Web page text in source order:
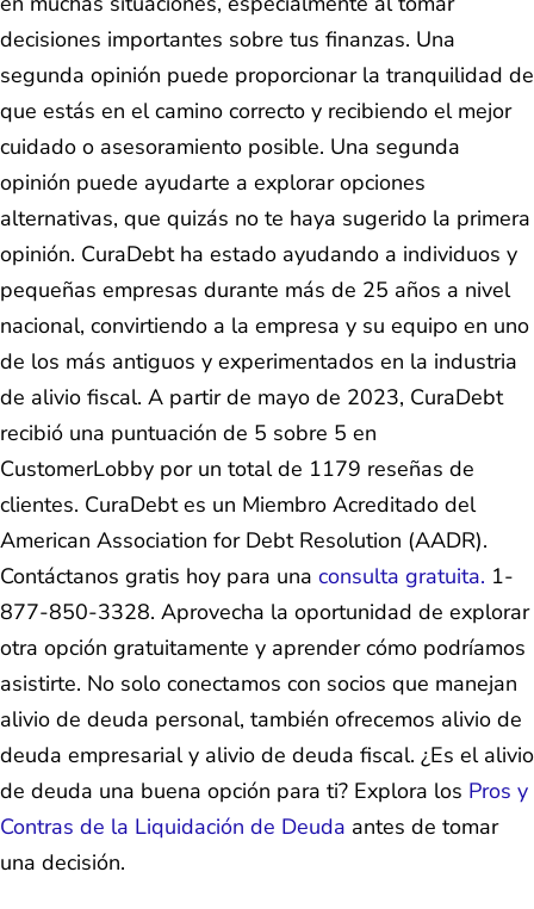
decisiones importantes sobre tus finanzas. Una
segunda opinión puede proporcionar la tranquilidad de
que estás en el camino correcto y recibiendo el mejor
cuidado o asesoramiento posible. Una segunda
opinión puede ayudarte a explorar opciones
alternativas, que quizás no te haya sugerido la primera
opinión. CuraDebt ha estado ayudando a individuos y
pequeñas empresas durante más de 25 años a nivel
nacional, convirtiendo a la empresa y su equipo en uno
de los más antiguos y experimentados en la industria
de alivio fiscal. A partir de mayo de 2023, CuraDebt
recibió una puntuación de 5 sobre 5 en
CustomerLobby por un total de 1179 reseñas de
clientes. CuraDebt es un Miembro Acreditado del
American Association for Debt Resolution (AADR).
Contáctanos gratis hoy para una consulta gratuita. 1-
877-850-3328. Aprovecha la oportunidad de explorar
otra opción gratuitamente y aprender cómo podríamos
asistirte. No solo conectamos con socios que manejan
alivio de deuda personal, también ofrecemos alivio de
deuda empresarial y alivio de deuda fiscal. ¿Es el alivio
de deuda una buena opción para ti? Explora los Pros y
Contras de la Liquidación de Deuda antes de tomar
una decisión.